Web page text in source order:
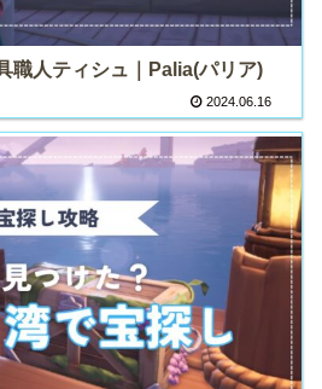
職人ティシュ｜Palia(パリア)
2024.06.16